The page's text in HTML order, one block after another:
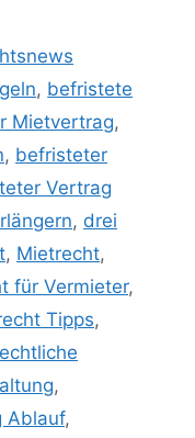
, befristete
Mietvertrag,
, befristeter
Vertrag
, drei
, Mietrecht,
für Vermieter,
Tipps,
,
Ablauf,